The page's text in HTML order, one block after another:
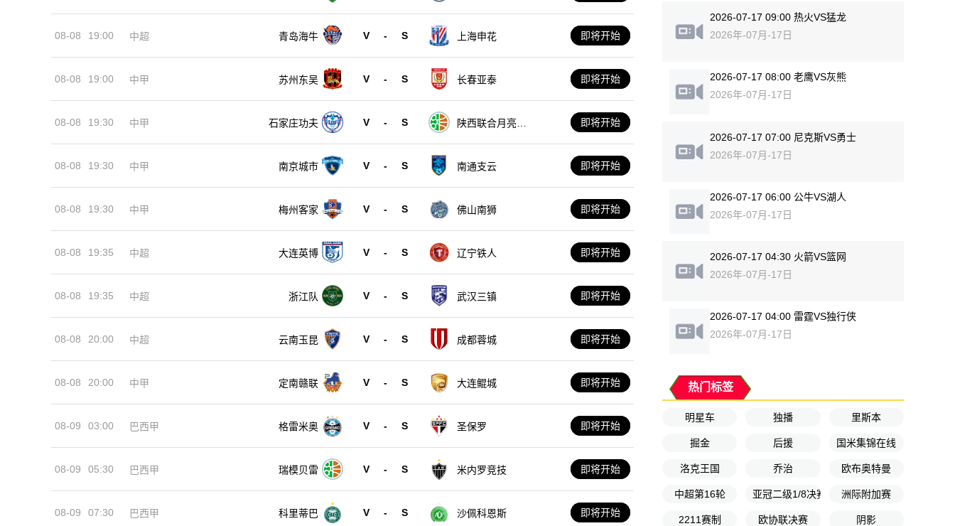
2026-08-14 【世界杯】 阿根廷VS瑞士
08-08 19:00 中超 青岛海牛 V - S 上海申花 即将开始
08-08 19:00 中甲 苏州东吴 V - S 长春亚泰 即将开始
08-08 19:30 中甲 石家庄功夫 V - S
陕西联合月亮泊
即将开始
08-08 19:30 中甲 南京城市 V - S 南通支云 即将开始
08-08 19:30 中甲 梅州客家 V - S 佛山南狮 即将开始
08-08 19:35 中超 大连英博 V - S 辽宁铁人 即将开始
08-08 19:35 中超 浙江队 V - S 武汉三镇 即将开始
08-08 20:00 中超 云南玉昆 V - S 成都蓉城 即将开始
08-08 20:00 中甲 定南赣联 V - S 大连鲲城 即将开始
08-09 03:00 巴西甲 格雷米奥 V - S 圣保罗 即将开始
08-09 05:30 巴西甲 瑞模贝雷 V - S 米内罗竞技 即将开始
08-09 07:30 巴西甲 科里蒂巴 V - S 沙佩科恩斯 即将开始
2026-07-17 09:00 热火VS猛龙
2026年-07月-17日
2026-07-17 08:00 老鹰VS灰熊
2026年-07月-17日
2026-07-17 07:00 尼克斯VS勇士
2026年-07月-17日
2026-07-17 06:00 公牛VS湖人
2026年-07月-17日
2026-07-17 04:30 火箭VS篮网
2026年-07月-17日
2026-07-17 04:00 雷霆VS独行侠
2026年-07月-17日
热门标签
明星车 独播 里斯本
掘金 后援 国米集锦在线
洛克王国 乔治 欧布奥特曼
中超第16轮 亚冠二级1/8决赛首回合洲际附加赛
2211赛制 欧协联决赛 阴影